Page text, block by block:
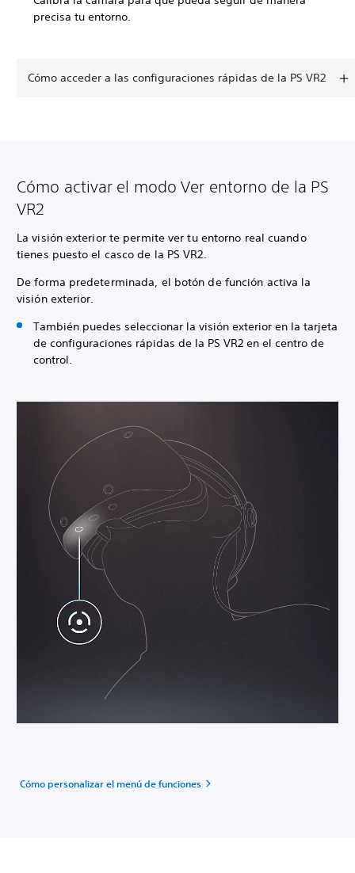
precisa tu entorno.
Cómo acceder a las configuraciones rápidas de la PS VR2
Cómo activar el modo Ver entorno de la PS
VR2
La visión exterior te permite ver tu entorno real cuando
tienes puesto el casco de la PS VR2.
De forma predeterminada, el botón de función activa la
visión exterior.
También puedes seleccionar la visión exterior en la tarjeta
de configuraciones rápidas de la PS VR2 en el centro de
control.
Cómo personalizar el menú de funciones